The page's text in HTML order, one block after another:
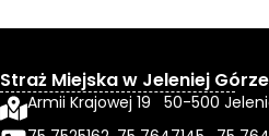
Straż Miejska w Jeleniej Górze
Armii Krajowej 19 50-500